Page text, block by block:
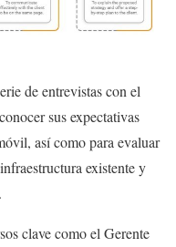
de entrevistas con el
sus expectativas
así como para evaluar
existente y
clave como el Gerente